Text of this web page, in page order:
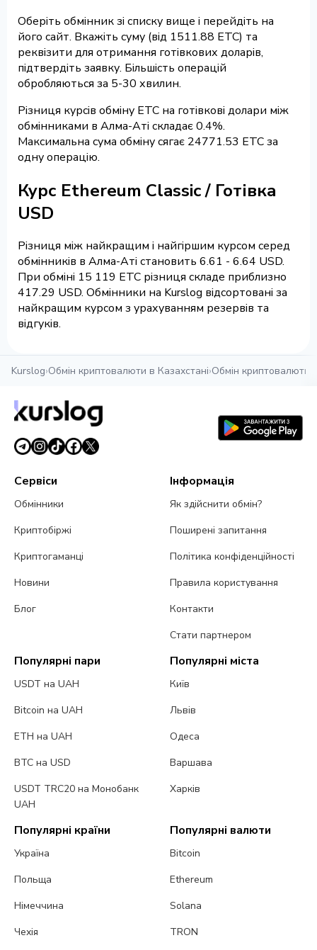
Оберіть обмінник зі списку вище і перейдіть на
його сайт. Вкажіть суму (від 1511.88 ETC) та
реквізити для отримання готівкових доларів,
підтвердіть заявку. Більшість операцій
обробляються за 5-30 хвилин.
Різниця курсів обміну ETC на готівкові долари між
обмінниками в Алма-Аті складає 0.4%.
Максимальна сума обміну сягає 24771.53 ETC за
одну операцію.
Курс Ethereum Classic / Готівка
USD
Різниця між найкращим і найгіршим курсом серед
обмінників в Алма-Аті становить 6.61 - 6.64 USD.
При обміні 15 119 ETC різниця складе приблизно
417.29 USD. Обмінники на Kurslog відсортовані за
найкращим курсом з урахуванням резервів та
відгуків.
Kurslog›Обмін криптовалюти в Казахстані›Обмін криптовалюти
Сервіси
Обмінники
Криптобіржі
Криптогаманці
Новини
Блог
Інформація
Як здійснити обмін?
Поширені запитання
Політика конфіденційності
Правила користування
Контакти
Стати партнером
Популярні пари
USDT на UAH
Bitcoin на UAH
ETH на UAH
BTC на USD
USDT TRC20 на Монобанк
UAH
Популярні міста
Київ
Львів
Одеса
Варшава
Харків
Популярні країни
Україна
Польща
Німеччина
Чехія
Популярні валюти
Bitcoin
Ethereum
Solana
TRON